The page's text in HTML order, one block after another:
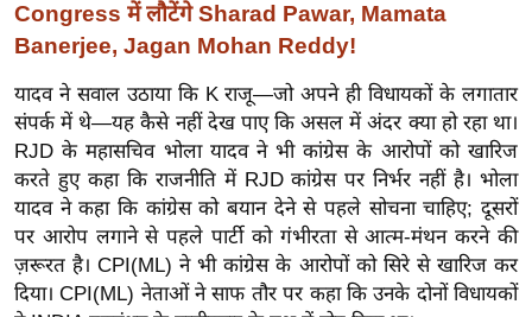
न्यू
ज
फ
म
नो
रं
ज
न
ज
Congress में लौटेंगे Sharad Pawar, Mamata
Banerjee, Jagan Mohan Reddy!
यादव ने सवाल उठाया कि K राजू—जो अपने ही विधायकों के लगातार
संपर्क में थे—यह कैसे नहीं देख पाए कि असल में अंदर क्या हो रहा था।
RJD के महासचिव भोला यादव ने भी कांग्रेस के आरोपों को खारिज
करते हुए कहा कि राजनीति में RJD कांग्रेस पर निर्भर नहीं है। भोला
यादव ने कहा कि कांग्रेस को बयान देने से पहले सोचना चाहिए; दूसरों
पर आरोप लगाने से पहले पार्टी को गंभीरता से आत्म-मंथन करने की
ज़रूरत है। CPI(ML) ने भी कांग्रेस के आरोपों को सिरे से खारिज कर
दिया। CPI(ML) नेताओं ने साफ तौर पर कहा कि उनके दोनों विधायकों